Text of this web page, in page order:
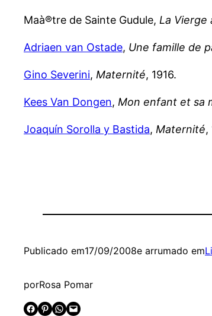
Maà®tre de Sainte Gudule, La Vierge
Adriaen van Ostade, Une famille de
Gino Severini, Maternité, 1916.
Kees Van Dongen, Mon enfant et sa
Joaquín Sorolla y Bastida, Maternité,
Publicado em17/09/2008e arrumado em
porRosa Pomar
Share on Facebook
Share on Pinterest Share on WhatsApp Email this Page